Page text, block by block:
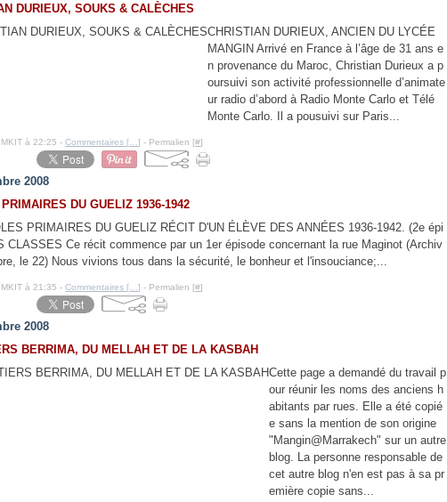
DURIEUX, SOUKS & CALÈCHES
CHRISTIAN DURIEUX, ANCIEN DU LYCÉE
MANGIN Arrivé en France à l’âge de 31 ans e
n provenance du Maroc, Christian Durieux a p
oursuivi son activité professionnelle d’animate
ur radio d’abord à Radio Monte Carlo et Télé
Monte Carlo. Il a pousuivi sur Paris...
à 22:25 -Commentaires [ …] - Permalien [#]
2008
DU GUELIZ 1936-1942
PRIMAIRES DU GUELIZ RÉCIT D'UN ÉLÈVE DES ANNÉES 1936-1942. (2e épi
CLASSES Ce récit commence par un 1er épisode concernant la rue Maginot (Archiv
le 22) Nous vivions tous dans la sécurité, le bonheur et l'insouciance;...
à 21:35 -Commentaires [ …] - Permalien [#]
2008
BERRIMA, DU MELLAH ET DE LA KASBAH
Cette page a demandé du travail p
our réunir les noms des anciens h
abitants par rues. Elle a été copié
e sans la mention de son origine
"Mangin@Marrakech" sur un autre
blog. La personne responsable de
cet autre blog n'en est pas à sa pr
emière copie sans...